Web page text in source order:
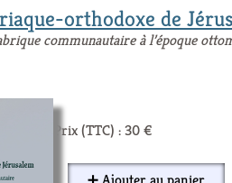
orthodoxe de
communautaire à l’époque
Prix (TTC) : 30 €